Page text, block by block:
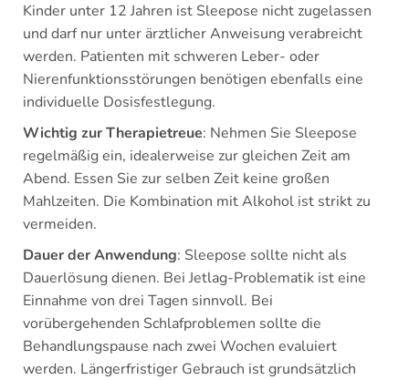
Kinder unter 12 Jahren ist Sleepose nicht zugelassen
und darf nur unter ärztlicher Anweisung verabreicht
werden. Patienten mit schweren Leber- oder
Nierenfunktionsstörungen benötigen ebenfalls eine
individuelle Dosisfestlegung.
Wichtig zur Therapietreue: Nehmen Sie Sleepose
regelmäßig ein, idealerweise zur gleichen Zeit am
Abend. Essen Sie zur selben Zeit keine großen
Mahlzeiten. Die Kombination mit Alkohol ist strikt zu
vermeiden.
Dauer der Anwendung: Sleepose sollte nicht als
Dauerlösung dienen. Bei Jetlag-Problematik ist eine
Einnahme von drei Tagen sinnvoll. Bei
vorübergehenden Schlafproblemen sollte die
Behandlungspause nach zwei Wochen evaluiert
werden. Längerfristiger Gebrauch ist grundsätzlich